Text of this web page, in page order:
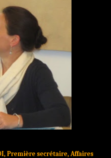
Première secrétaire,Affaires